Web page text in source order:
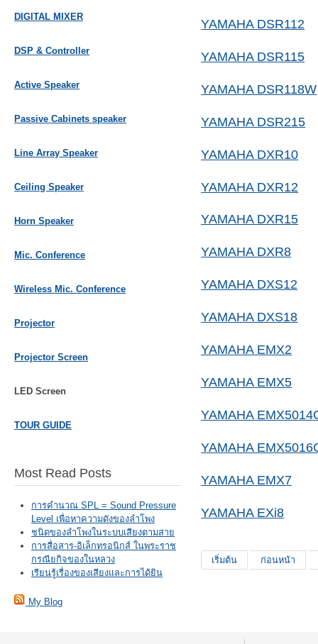
DIGITAL MIXER
DSP & Controller
Active Speaker
Passive Cabinets speaker
Line Array Speaker
Ceiling Speaker
Horn Speaker
Mic. Conference
Wireless Mic. Conference
Projector
Projector Screen
LED Screen
TOUR GUIDE
Most Read Posts
การคำนวณ SPL = Sound Pressure
Level เพื่อหาความดังของลำโพง
ชนิดของลำโพงในระบบเสียงตามสาย
การสื่อสาร-อิเล็กทรอนิกส์ ในพระราช
กรณียกิจของในหลวง
เรียนรู้เรื่องของเสียงและการได้ยิน
My Blog
YAMAHA DSR112
YAMAHA DSR115
YAMAHA DSR118W
YAMAHA DSR215
YAMAHA DXR10
YAMAHA DXR12
YAMAHA DXR15
YAMAHA DXR8
YAMAHA DXS12
YAMAHA DXS18
YAMAHA EMX2
YAMAHA EMX5
YAMAHA
YAMAHA
YAMAHA EMX7
YAMAHA EXi8
เริ่มต้น ก่อนหน้า